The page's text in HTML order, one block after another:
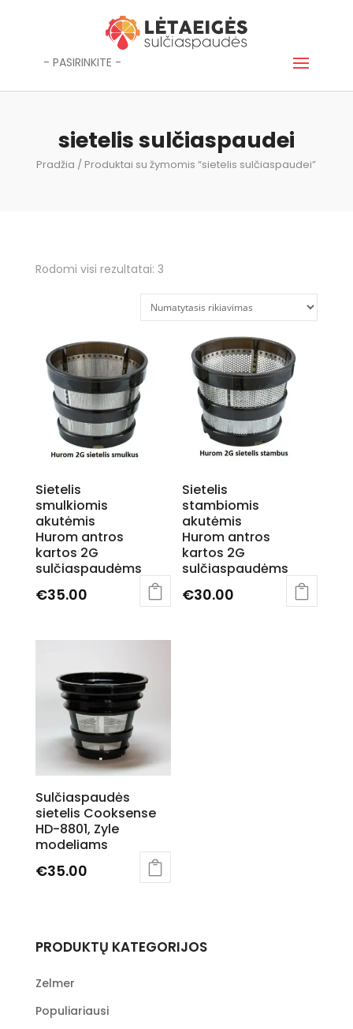
- PASIRINKITE -
sietelis sulčiaspaudei
Pradžia / Produktai su žymomis “sietelis sulčiaspaudei”
Rodomi visi rezultatai: 3
Sietelis
smulkiomis
akutėmis
Hurom antros
kartos 2G
sulčiaspaudėms
€35.00
Sietelis
stambiomis
akutėmis
Hurom antros
kartos 2G
sulčiaspaudėms
€30.00
Sulčiaspaudės
sietelis Cooksense
HD-8801, Zyle
modeliams
€35.00
PRODUKTŲ KATEGORIJOS
Zelmer
Populiariausi